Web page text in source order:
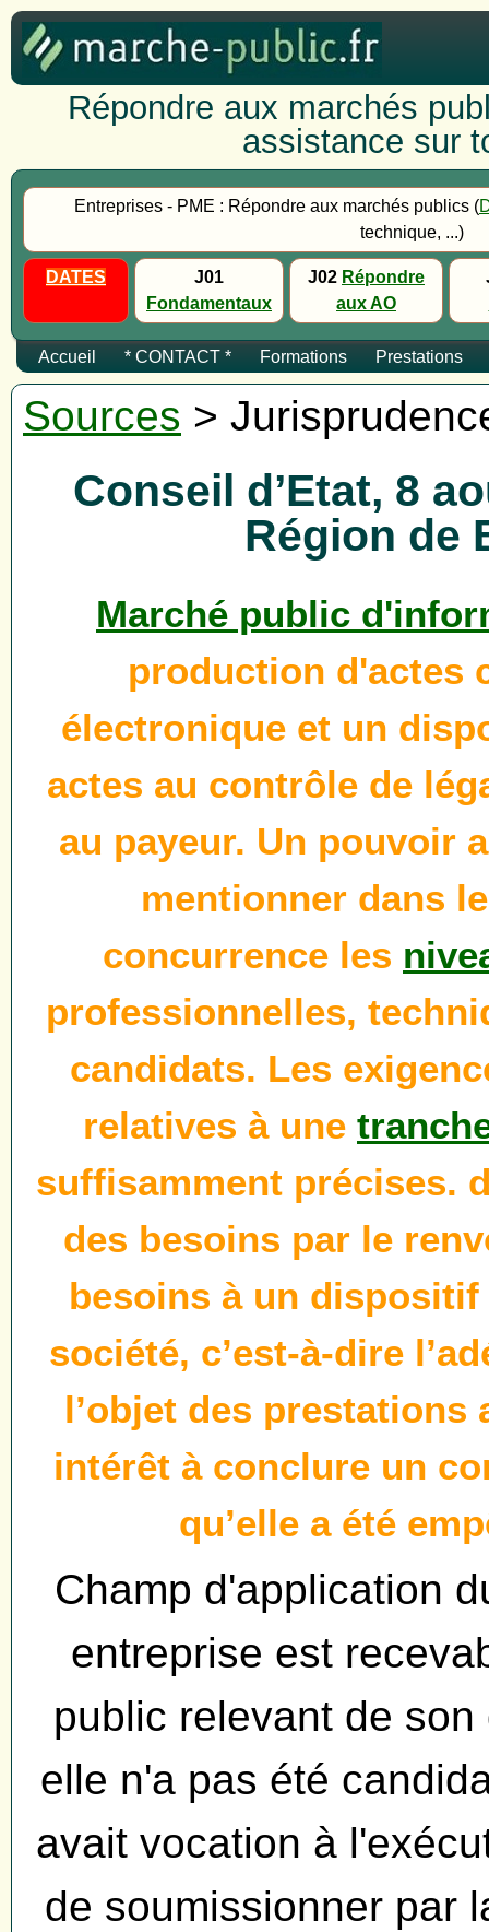
Répondre aux marchés
assistance sur
Entreprises - PME : Répondre aux marchés publics (
technique, ...)
DATES
J01
Fondamentaux
J02 Répondre
aux AO
Accueil * CONTACT * Formations Prestations
Sources >
Conseil d’Etat, 8
Région de
Marché public
production d'actes
électronique et un
actes au contrôle de
au payeur. Un pouvoir
mentionner dans
concurrence les
professionnelles,
candidats. Les
relatives à une
suffisamment précises.
des besoins par le
besoins à un dispositif
société, c’est-à-dire
l’objet des
intérêt à conclure un
qu’elle a été
Champ d'application
entreprise est
public relevant de
elle n'a pas été
avait vocation à
de soumissionner par